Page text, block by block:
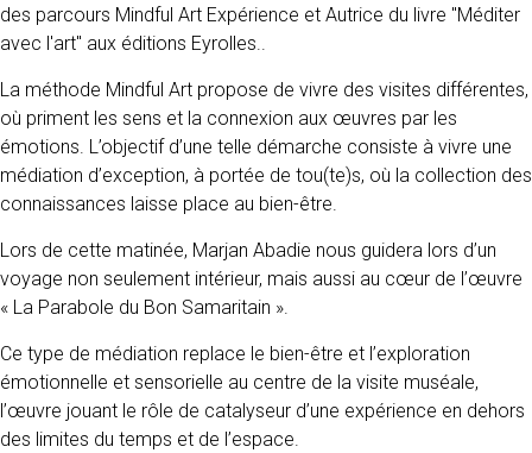
des parcours Mindful Art Expérience et Autrice du livre "Méditer
avec l'art" aux éditions Eyrolles..
La méthode Mindful Art propose de vivre des visites différentes,
où priment les sens et la connexion aux œuvres par les
émotions. L’objectif d’une telle démarche consiste à vivre une
médiation d’exception, à portée de tou(te)s, où la collection des
connaissances laisse place au bien-être.
Lors de cette matinée, Marjan Abadie nous guidera lors d’un
voyage non seulement intérieur, mais aussi au cœur de l’œuvre
« La Parabole du Bon Samaritain ».
Ce type de médiation replace le bien-être et l’exploration
émotionnelle et sensorielle au centre de la visite muséale,
l’œuvre jouant le rôle de catalyseur d’une expérience en dehors
des limites du temps et de l’espace.